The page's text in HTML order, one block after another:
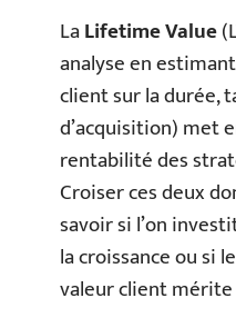
LaLifetime Value
analyse en
client sur la durée,
d’acquisition) met
rentabilité des
Croiser ces deux
savoir si l’on
la croissance ou si
valeur client